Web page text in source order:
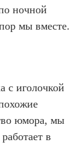
ночной
мы вместе.
с иголочкой
юмора, мы
в